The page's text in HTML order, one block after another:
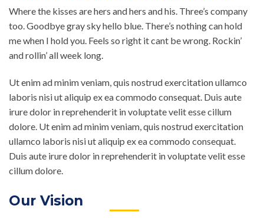
Where the kisses are hers and hers and his. Three’s company
too. Goodbye gray sky hello blue. There’s nothing can hold
me when I hold you. Feels so right it cant be wrong. Rockin’
and rollin’ all week long.
Ut enim ad minim veniam, quis nostrud exercitation ullamco
laboris nisi ut aliquip ex ea commodo consequat. Duis aute
irure dolor in reprehenderit in voluptate velit esse cillum
dolore. Ut enim ad minim veniam, quis nostrud exercitation
ullamco laboris nisi ut aliquip ex ea commodo consequat.
Duis aute irure dolor in reprehenderit in voluptate velit esse
cillum dolore.
Our Vision